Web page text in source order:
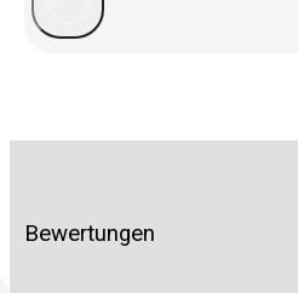
Bewertungen